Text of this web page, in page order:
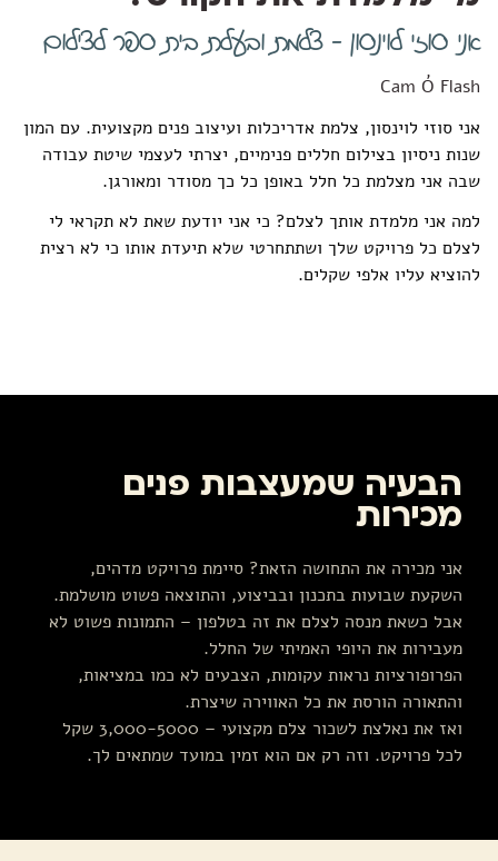
אני סוזי לוינסון - צלמת ובעלת בית ספר לצילום
Cam Ó Flash
אני סוזי לוינסון, צלמת אדריכלות ועיצוב פנים מקצועית. עם המון
שנות ניסיון בצילום חללים פנימיים, יצרתי לעצמי שיטת עבודה
שבה אני מצלמת כל חלל באופן כל כך מסודר ומאורגן.
למה אני מלמדת אותך לצלם? כי אני יודעת שאת לא תקראי לי
לצלם כל פרויקט שלך ושתתחרטי שלא תיעדת אותו כי לא רצית
להוציא עליו אלפי שקלים.
הבעיה שמעצבות פנים
מכירות
אני מכירה את התחושה הזאת? סיימת פרויקט מדהים,
השקעת שבועות בתכנון ובביצוע, והתוצאה פשוט מושלמת.
אבל כשאת מנסה לצלם את זה בטלפון – התמונות פשוט לא
מעבירות את היופי האמיתי של החלל.
הפרופורציות נראות עקומות, הצבעים לא כמו במציאות,
והתאורה הורסת את כל האווירה שיצרת.
ואז את נאלצת לשכור צלם מקצועי – 3,000-5000 שקל
לכל פרויקט. וזה רק אם הוא זמין במועד שמתאים לך.